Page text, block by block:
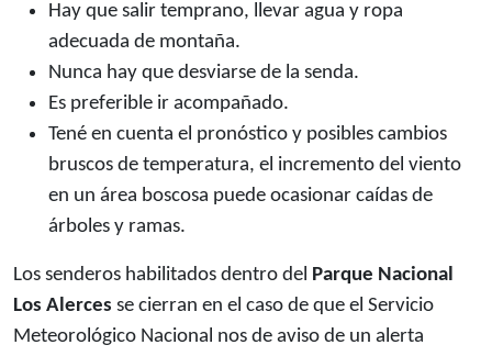
Hay que salir temprano, llevar agua y ropa
adecuada de montaña.
Nunca hay que desviarse de la senda.
Es preferible ir acompañado.
Tené en cuenta el pronóstico y posibles cambios
bruscos de temperatura, el incremento del viento
en un área boscosa puede ocasionar caídas de
árboles y ramas.
Los senderos habilitados dentro del Parque Nacional
Los Alerces se cierran en el caso de que el Servicio
Meteorológico Nacional nos de aviso de un alerta